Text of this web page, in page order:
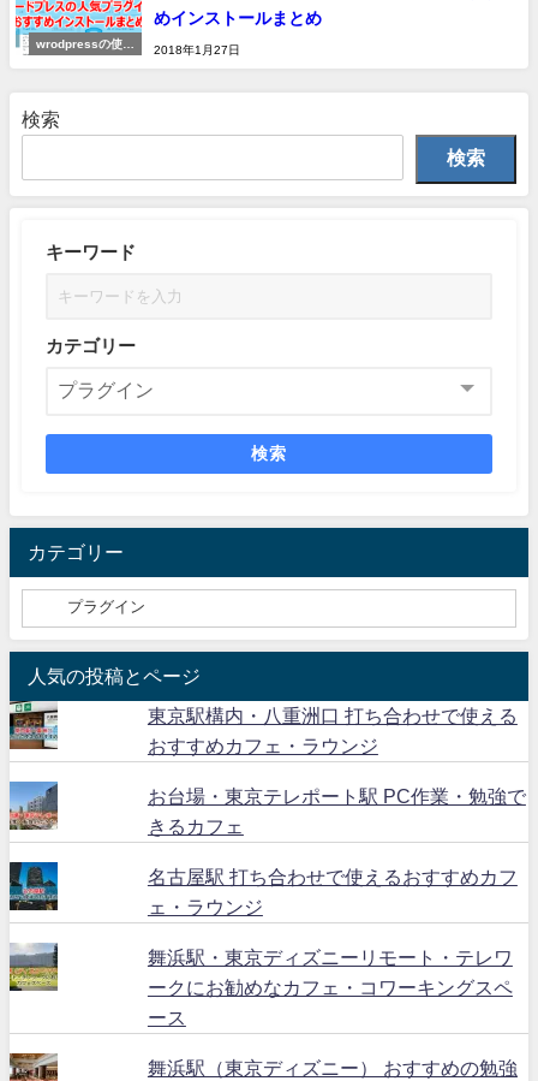
wrodpressの使い
めインストールまとめ
2018年1月27日
検索
検索
キーワード
カテゴリー
検索
カテゴリー
人気の投稿とページ
東京駅構内・八重洲口 打ち合わせで使える
おすすめカフェ・ラウンジ
お台場・東京テレポート駅 PC作業・勉強で
きるカフェ
名古屋駅 打ち合わせで使えるおすすめカフ
ェ・ラウンジ
舞浜駅・東京ディズニーリモート・テレワ
ークにお勧めなカフェ・コワーキングスペ
ース
舞浜駅（東京ディズニー） おすすめの勉強